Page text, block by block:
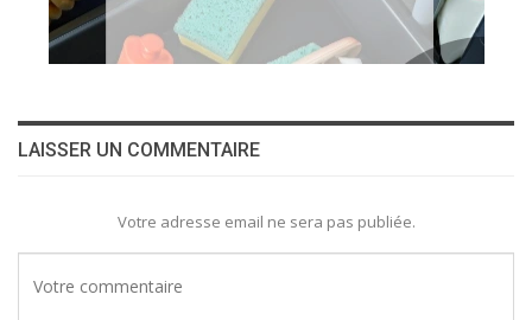
LAISSER UN COMMENTAIRE
Votre adresse email ne sera pas publiée.